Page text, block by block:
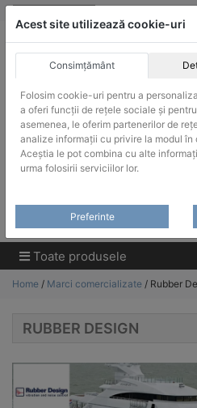
Skip
ACHIZITII PUBLICE
Produsele pot fi
Products
Toate produsele
Home / Marci comercializate / Rubber
RUBBER DESIGN
Acest site utilizează cookie-uri
Consimțământ
Folosim cookie-uri pentru a
a oferi funcții de rețele sociale și
asemenea, le oferim partenerilor de
analize informații cu privire la modul
Aceștia le pot combina cu alte
urma folosirii serviciilor lor.
Preferinte